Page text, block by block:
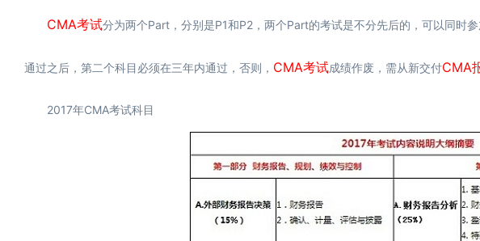
CMA考试分为两个Part，分别是P1和P2，两个Part的考试是不分先后的，可以同时
通过之后，第二个科目必须在三年内通过，否则， CMA考试成绩作废，需从新交付CMA
2017年CMA考试科目